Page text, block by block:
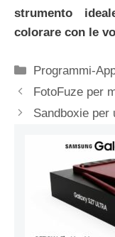
strumento
colorare con le
Categorie
Programmi-
FotoFuze per
Sandboxie per